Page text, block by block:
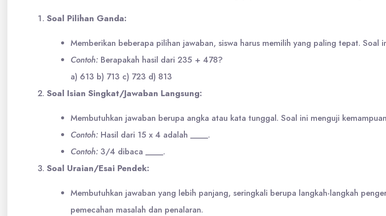
Soal Pilihan Ganda:
Memberikan beberapa pilihan jawaban, siswa harus memilih yang paling tepat.
Contoh: Berapakah hasil dari 235 + 478?
a) 613 b) 713 c) 723 d) 813
Soal Isian Singkat/Jawaban Langsung:
Membutuhkan jawaban berupa angka atau kata tunggal. Soal ini menguji
Contoh: Hasil dari 15 x 4 adalah ____.
Contoh: 3/4 dibaca ____.
Soal Uraian/Esai Pendek:
Membutuhkan jawaban yang lebih panjang, seringkali berupa langkah-langkah
pemecahan masalah dan penalaran.